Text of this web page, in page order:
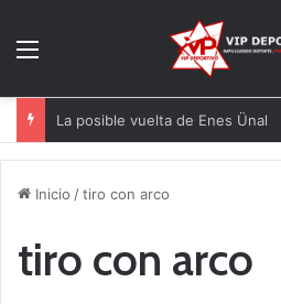
La posible vuelta de Enes Ünal
Inicio /tiro con arco
tiro con arco